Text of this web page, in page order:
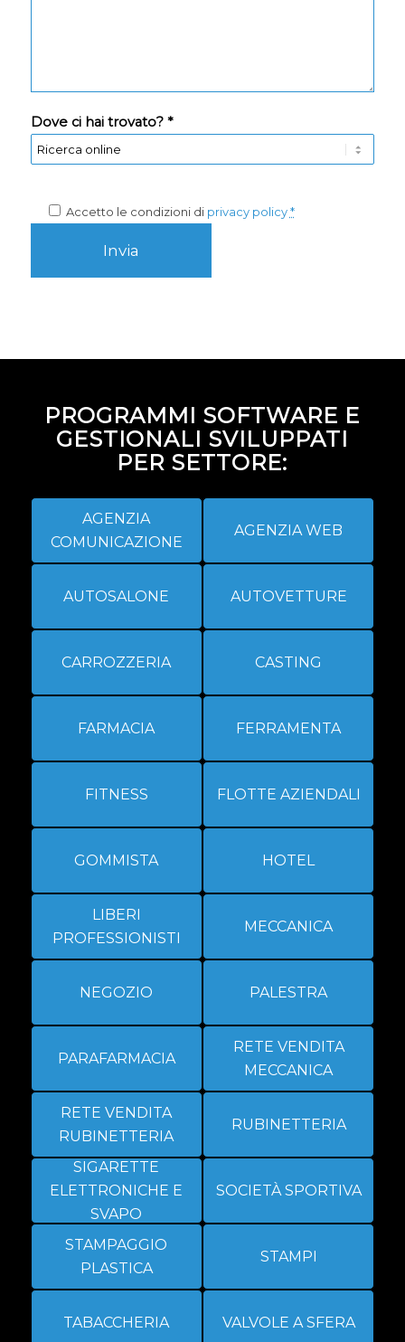
Dove ci hai trovato? *
Accetto le condizioni di privacy policy *
PROGRAMMI SOFTWARE E
GESTIONALI SVILUPPATI
PER SETTORE:
AGENZIA
COMUNICAZIONE
AGENZIA WEB
AUTOSALONE AUTOVETTURE
CARROZZERIA CASTING
FARMACIA FERRAMENTA
FITNESS FLOTTE AZIENDALI
GOMMISTA HOTEL
LIBERI
PROFESSIONISTI
MECCANICA
NEGOZIO PALESTRA
PARAFARMACIA
RETE VENDITA
MECCANICA
RETE VENDITA
RUBINETTERIA
RUBINETTERIA
SIGARETTE
ELETTRONICHE E
SVAPO
SOCIETÀ SPORTIVA
STAMPAGGIO
PLASTICA
STAMPI
TABACCHERIA VALVOLE A SFERA